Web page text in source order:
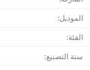
الموديل:
الفئة:
سنة التصنيع: